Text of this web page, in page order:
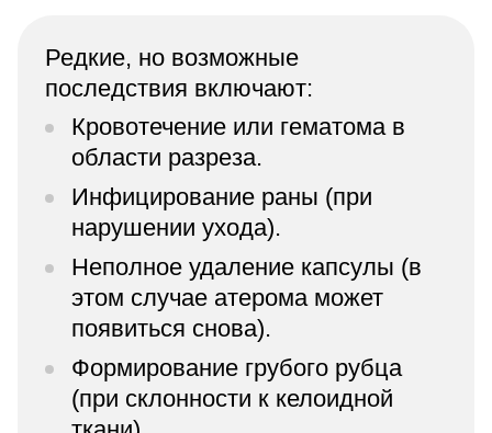
Редкие, но возможные
последствия включают:
Кровотечение или гематома в
области разреза.
Инфицирование раны (при
нарушении ухода).
Неполное удаление капсулы (в
этом случае атерома может
появиться снова).
Формирование грубого рубца
(при склонности к келоидной